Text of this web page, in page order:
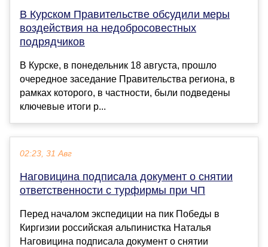
В Курском Правительстве обсудили меры
воздействия на недобросовестных
подрядчиков
В Курске, в понедельник 18 августа, прошло
очередное заседание Правительства региона, в
рамках которого, в частности, были подведены
ключевые итоги р...
02:23, 31 Авг
Наговицина подписала документ о снятии
ответственности с турфирмы при ЧП
Перед началом экспедиции на пик Победы в
Киргизии российская альпинистка Наталья
Наговицина подписала документ о снятии